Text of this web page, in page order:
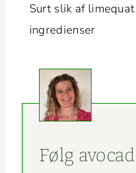
Surt slik af
ingredienser
Følg